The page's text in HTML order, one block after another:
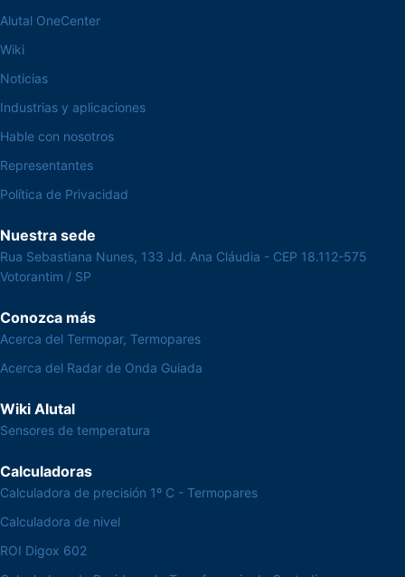
Alutal OneCenter
Wiki
Noticias
Industrias y aplicaciones
Hable con nosotros
Representantes
Política de Privacidad
Nuestra sede
Rua Sebastiana Nunes, 133 Jd. Ana Cláudia - CEP 18.112-575
Votorantim / SP
Conozca más
Acerca del Termopar, Termopares
Acerca del Radar de Onda Guiada
Wiki Alutal
Sensores de temperatura
Calculadoras
Calculadora de precisión 1º C - Termopares
Calculadora de nivel
ROI Digox 602